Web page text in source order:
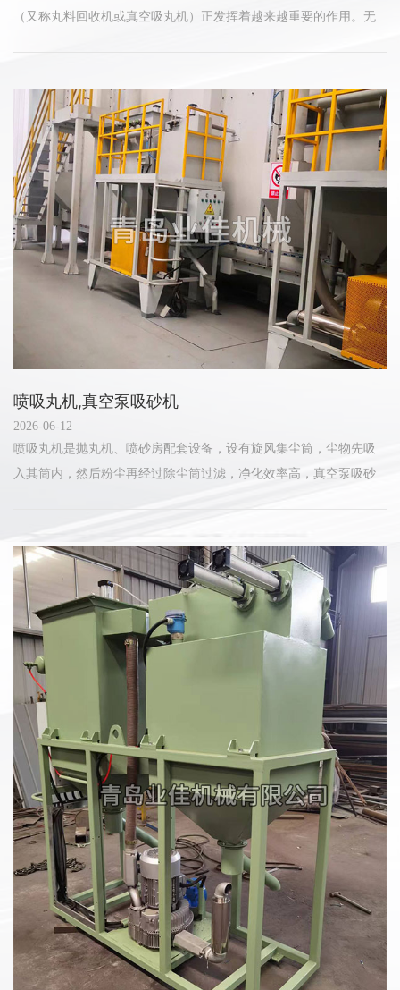
（又称丸料回收机或真空吸丸机）正发挥着越来越重要的作用。无
喷吸丸机,真空泵吸砂机
2026-06-12
喷吸丸机是抛丸机、喷砂房配套设备，设有旋风集尘筒，尘物先吸
入其筒内，然后粉尘再经过除尘筒过滤，净化效率高，真空泵吸砂